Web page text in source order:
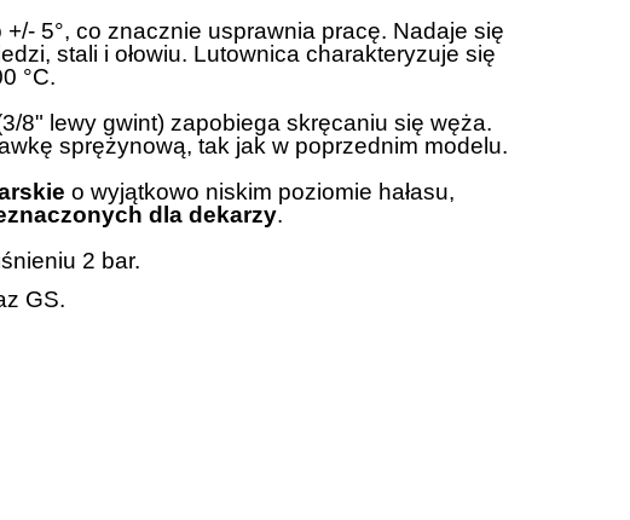
5°, co znacznie usprawnia pracę. Nadaje się
stali i ołowiu. Lutownica charakteryzuje się
°C.
8" lewy gwint) zapobiega skręcaniu się węża.
sprężynową, tak jak w poprzednim modelu.
o wyjątkowo niskim poziomie hałasu,
dla dekarzy.
2 bar.
GS.